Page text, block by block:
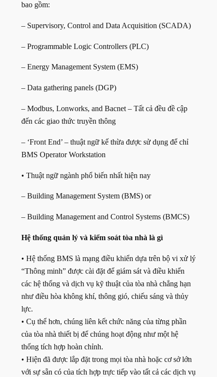
bao gồm:
– Supervisory, Control and Data Acquisition (SCADA)
– Programmable Logic Controllers (PLC)
– Energy Management System (EMS)
– Data gathering panels (DGP)
– Modbus, Lonworks, and Bacnet – Tất cả đều đề cập
đến các giao thức truyền thông
– ‘Front End’ – thuật ngữ kế thừa được sử dụng để chỉ
BMS Operator Workstation
• Thuật ngữ ngành phổ biến nhất hiện nay
– Building Management System (BMS) or
– Building Management and Control Systems (BMCS)
Hệ thống quản lý và kiểm soát tòa nhà là gì
• Hệ thống BMS là mạng điều khiển dựa trên bộ vi xử lý
“Thông minh” được cài đặt để giám sát và điều khiển
các hệ thống và dịch vụ kỹ thuật của tòa nhà chẳng hạn
như điều hòa không khí, thông gió, chiếu sáng và thủy
lực.
• Cụ thể hơn, chúng liên kết chức năng của từng phần
của tòa nhà thiết bị để chúng hoạt động như một hệ
thống tích hợp hoàn chỉnh.
• Hiện đã được lắp đặt trong mọi tòa nhà hoặc cơ sở lớn
với sự sẵn có của tích hợp trực tiếp vào tất cả các dịch vụ